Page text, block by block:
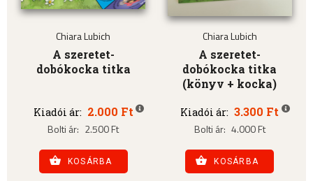
Chiara Lubich
A szeretet-
dobókocka titka
Kiadói ár: 2.000 Ft
Bolti ár: 2.500 Ft
KOSÁRBA
Chiara Lubich
A szeretet-
dobókocka titka
(könyv + kocka)
Kiadói ár: 3.300 Ft
Bolti ár: 4.000 Ft
KOSÁRBA